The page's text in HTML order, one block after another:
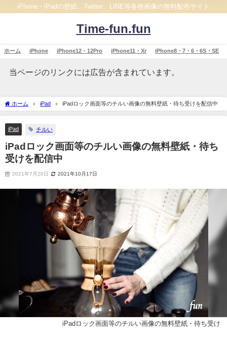
iPhone・iPadの壁紙、Twitter、LINE等各種画像の無料配布サイト
Time-fun.fun
ホーム iPhone iPhone12・12Pro iPhone11・Xr iPhone8・7・6・6S・SE
当ページのリンクには広告が含まれています。
ホーム iPad iPadロック画面等のチルい画像の無料壁紙・待ち受けを配信中
iPad チルい
iPadロック画面等のチルい画像の無料壁紙・待ち
受けを配信中
2021年7月20日 2021年10月17日
iPadロック画面等のチルい画像の無料壁紙・待ち受け